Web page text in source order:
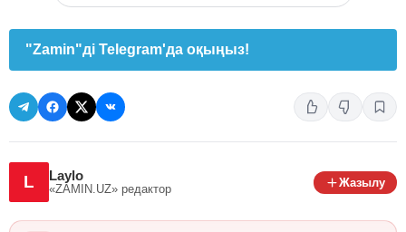
"Zamin"ді Telegram'да оқыңыз!
L Laylo
«ZAMIN.UZ» редактор
Жазылу